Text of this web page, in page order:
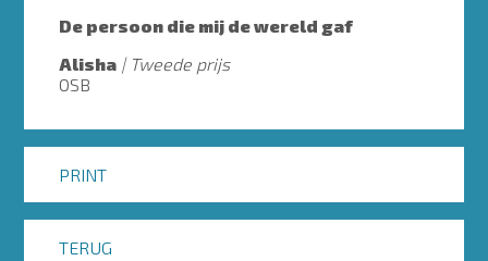
De persoon die mij de wereld gaf
Alisha
Tweede prijs
OSB
PRINT
TERUG